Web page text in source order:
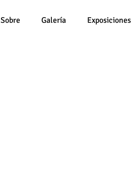
Sobre Galería Exposiciones